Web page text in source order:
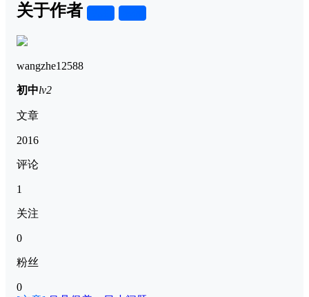
关于作者
wangzhe12588
初中lv2
文章
2016
评论
1
关注
0
粉丝
0